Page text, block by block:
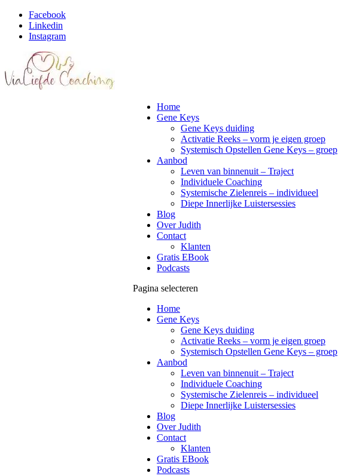
Facebook
Linkedin
Instagram
Home
Gene Keys
Gene Keys duiding
Activatie Reeks – vorm je eigen groep
Systemisch Opstellen Gene Keys – groep
Aanbod
Leven van binnenuit – Traject
Individuele Coaching
Systemische Zielenreis – individueel
Diepe Innerlijke Luistersessies
Blog
Over Judith
Contact
Klanten
Gratis EBook
Podcasts
Pagina selecteren
Home
Gene Keys
Gene Keys duiding
Activatie Reeks – vorm je eigen groep
Systemisch Opstellen Gene Keys – groep
Aanbod
Leven van binnenuit – Traject
Individuele Coaching
Systemische Zielenreis – individueel
Diepe Innerlijke Luistersessies
Blog
Over Judith
Contact
Klanten
Gratis EBook
Podcasts